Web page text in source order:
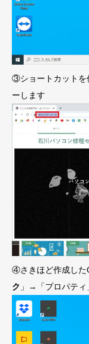
③ショートカットを
ーします
④さきほど作成した
ク 」→「プロパティ